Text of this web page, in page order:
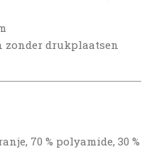
zonder drukplaatsen
70 % polyamide, 30 %